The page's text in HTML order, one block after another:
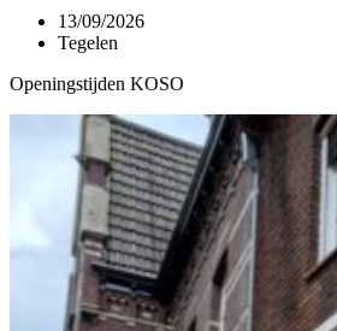
13/09/2026
Tegelen
Openingstijden KOSO